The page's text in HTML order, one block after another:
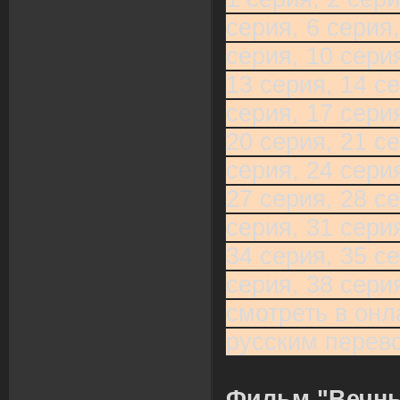
серия, 6
серия, 10
13 серия, 14
серия, 17
20 серия, 21
серия, 24
27 серия, 28
серия, 31
34 серия, 35
серия, 38
смотреть в
русским